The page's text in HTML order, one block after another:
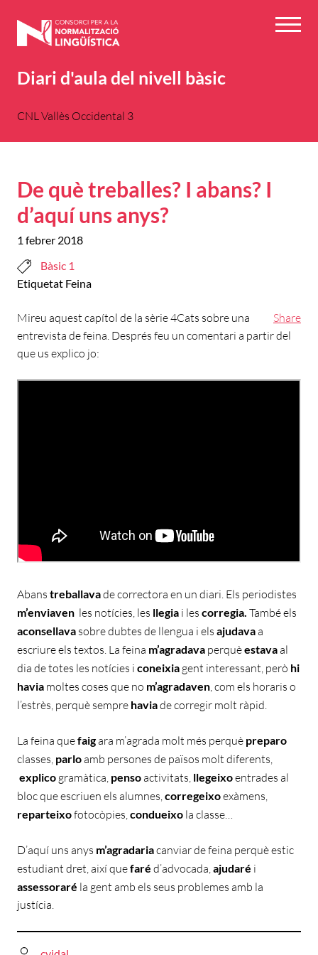
Diari d'aula del nivell bàsic
CNL Vallès Occidental 3
De què treballes? I abans? I
d’aquí uns anys?
1 febrer 2018
Bàsic 1
Etiquetat Feina
Share
Mireu aquest capítol de la sèrie 4Cats sobre una
entrevista de feina. Després feu un comentari a partir del
que us explico jo:
Abans treballavade correctora en un diari. Els periodistes
m’enviaven les notícies, les llegia i les corregia. També els
aconsellava sobre dubtes de llengua i els ajudavaa
escriure els textos. La feina m’agradava perquèestavaal
dia de totes les notícies i coneixia gent interessant, però hi
havia moltes coses que no m’agradaven , com els horaris o
l’estrès, perquè sempre haviade corregir molt ràpid.
La feina quefaigara m’agrada molt més perquè preparo
classes, parloamb persones de països molt diferents,
explico gramàtica, pensoactivitats, llegeixoentrades al
bloc que escriuen els alumnes, corregeixoexàmens,
reparteixofotocòpies, condueixo la classe…
D’aquí uns anys m’agradariacanviar de feina perquè estic
estudiant dret, així quefaré d’advocada, ajudaré i
assessoraré la gent amb els seus problemes amb la
justícia.